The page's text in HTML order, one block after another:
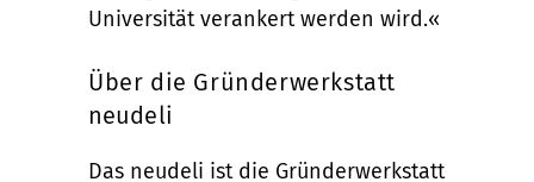
Universität verankert werden wird.«
Über die Gründerwerkstatt
neudeli
Das neudeli ist die Gründerwerkstatt